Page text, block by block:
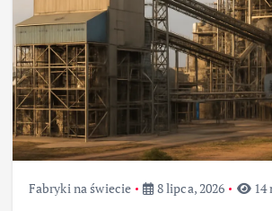
Fabryki na świecie 8 lipca, 2026 14